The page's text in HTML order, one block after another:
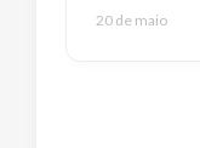
20 de maio